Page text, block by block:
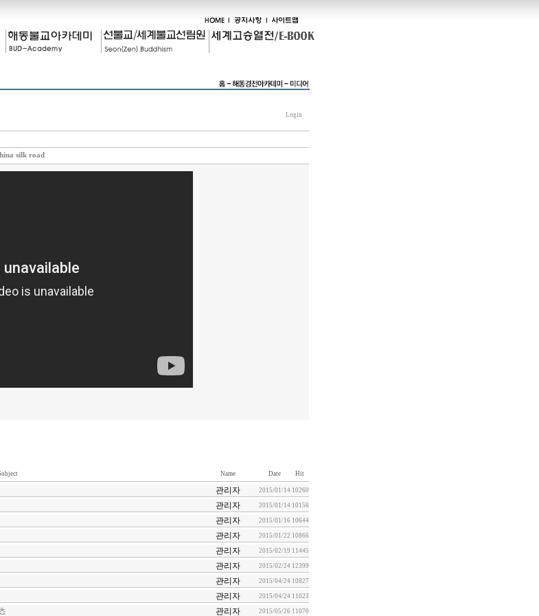
Login
silk road
Name Date Hit
관리자 2015/01/1410260
관리자 2015/01/1410156
관리자 2015/01/16 10644
관리자 2015/01/22 10866
관리자 2015/02/19 11445
관리자 2015/02/2412399
관리자 2015/04/2410827
관리자 2015/04/2411023
관리자 2015/05/26 11070